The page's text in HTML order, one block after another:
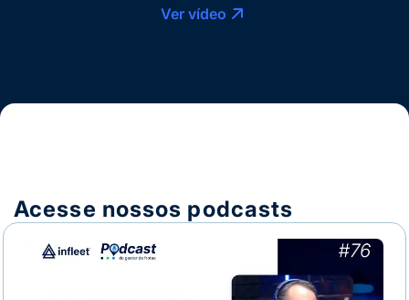
Ver vídeo
Acesse nossos podcasts